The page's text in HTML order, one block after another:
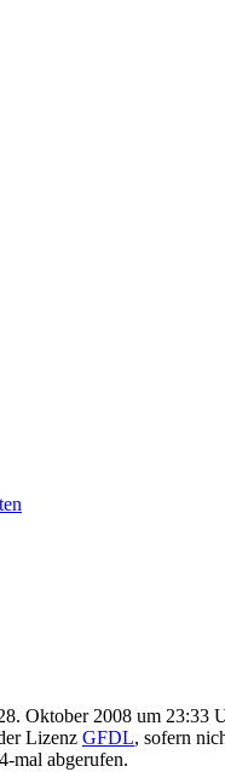
Oktober 2008 um 23:33
Lizenz GFDL, sofern
mal abgerufen.